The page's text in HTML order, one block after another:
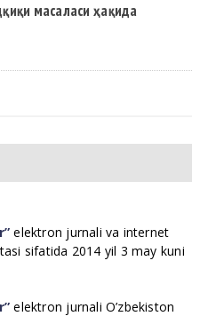
масаласи ҳақида
elektron jurnali va internet
sifatida 2014 yil 3 may kuni
elektron jurnali O’zbekiston